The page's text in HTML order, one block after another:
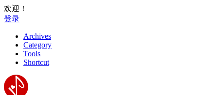
欢迎！
登录
Archives
Category
Tools
Shortcut